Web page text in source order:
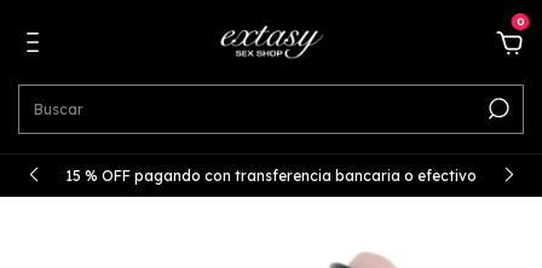
0
15 % OFF pagando con transferencia bancaria o efectivo